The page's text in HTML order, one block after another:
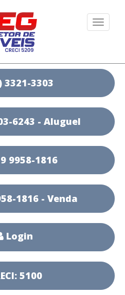
3321-3303
6243 - Aluguel
9958-1816
1816 - Venda
Login
5100